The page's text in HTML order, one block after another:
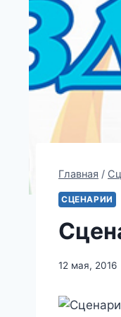
Главная /
СЦЕНАРИИ
12 мая, 2016